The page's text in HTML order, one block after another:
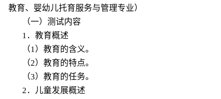
教育、婴幼儿托育服务与管理专业）
（一）测试内容
1．教育概述
（1）教育的含义。
（2）教育的特点。
（3）教育的任务。
2．儿童发展概述